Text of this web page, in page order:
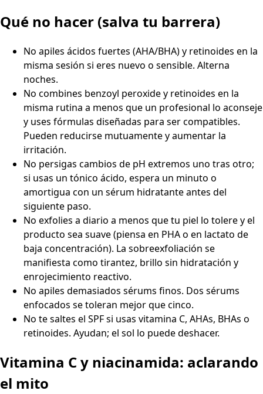
Qué no hacer (salva tu barrera)
No apiles ácidos fuertes (AHA/BHA) y retinoides en la
misma sesión si eres nuevo o sensible. Alterna
noches.
No combines benzoyl peroxide y retinoides en la
misma rutina a menos que un profesional lo aconseje
y uses fórmulas diseñadas para ser compatibles.
Pueden reducirse mutuamente y aumentar la
irritación.
No persigas cambios de pH extremos uno tras otro;
si usas un tónico ácido, espera un minuto o
amortigua con un sérum hidratante antes del
siguiente paso.
No exfolies a diario a menos que tu piel lo tolere y el
producto sea suave (piensa en PHA o en lactato de
baja concentración). La sobreexfoliación se
manifiesta como tirantez, brillo sin hidratación y
enrojecimiento reactivo.
No apiles demasiados sérums finos. Dos sérums
enfocados se toleran mejor que cinco.
No te saltes el SPF si usas vitamina C, AHAs, BHAs o
retinoides. Ayudan; el sol lo puede deshacer.
Vitamina C y niacinamida: aclarando
el mito